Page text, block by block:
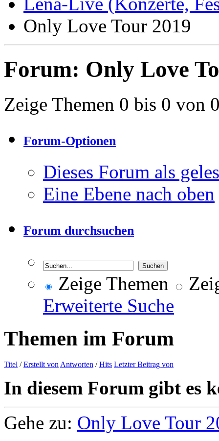
Only Love Tour 2019
Forum: Only Love
Zeige Themen 0 bis 0 von
Forum-Optionen
Dieses Forum als
Eine Ebene nach oben
Forum durchsuchen
Zeige Themen
Erweiterte Suche
Themen im Forum
Titel /Erstellt von Antworten /Hits Letzter Beitrag von
In diesem Forum gibt es
Gehe zu: Only Love Tour